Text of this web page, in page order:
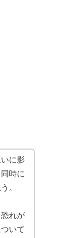
に影
時に
。
れが
いて